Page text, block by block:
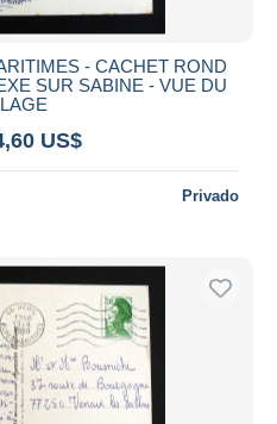
- CACHET ROND
SUR SABINE - VUE DU
US$
Privado